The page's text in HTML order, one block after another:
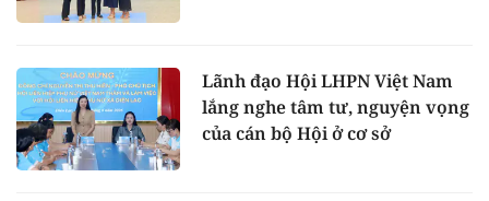
Lãnh đạo Hội LHPN Việt Nam
lắng nghe tâm tư, nguyện vọng
của cán bộ Hội ở cơ sở